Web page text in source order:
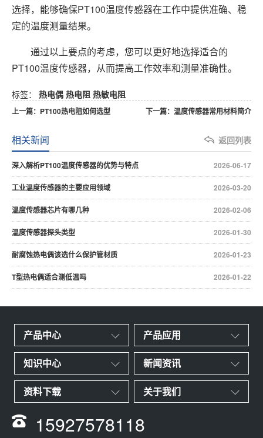
选择，能够确保PT100温度传感器在工作中提供准确、稳
定的温度测量结果。
通过以上要点的考虑，您可以更好地选择适合的
PT100温度传感器，从而提高工作效率和测量准确性。
标签： 热电偶 热电阻 热敏电阻
上一篇：PT100热电阻如何选型 下一篇：温度传感器常用材料简介
返回列表
相关新闻
2026-06-17
深入解析PT100温度传感器的优势与特点
2026-03-20
工业温度传感器的主要应用领域
2026-02-06
温度传感器芯片有哪几种
2026-01-30
温度传感器探头类型
2026-01-23
耐腐蚀热电偶该选什么保护管材质
2026-01-22
T型热电偶适合测低温吗
产品中心 产品应用
知识中心 新闻资讯
资料下载 关于我们
15927578118